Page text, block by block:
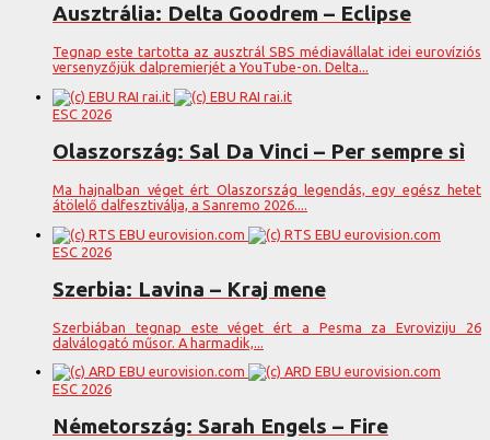
Ausztrália: Delta Goodrem – Eclipse
Tegnap este tartotta az ausztrál SBS médiavállalat idei eurovíziós
versenyzőjük dalpremierjét a YouTube-on. Delta...
ESC 2026
Olaszország: Sal Da Vinci – Per sempre sì
Ma hajnalban véget ért Olaszország legendás, egy egész hetet
átölelő dalfesztiválja, a Sanremo 2026....
ESC 2026
Szerbia: Lavina – Kraj mene
Szerbiában tegnap este véget ért a Pesma za Evroviziju 26
dalválogató műsor. A harmadik,...
ESC 2026
Németország: Sarah Engels – Fire